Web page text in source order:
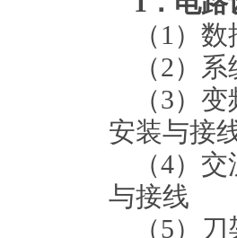
（1）
（2）系
（3）
安装与接
（4）交
与接线
（5）